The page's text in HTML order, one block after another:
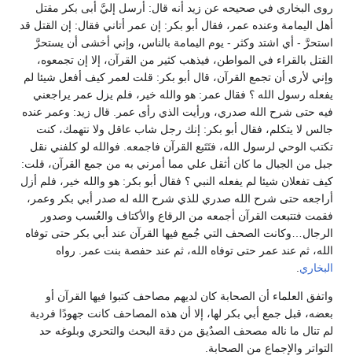
روى البخاري في صحيحه عن زيد أنه قال: أرسل إليَّ أبى بكر مقتل
أهل اليمامة وعنده عمر، فقال أبو بكر: إن عمر أتاني فقال: إن القتل قد
استحرَّ - أي اشتد وكثر - يوم اليمامة بالناس، وإني أخشى أن يستحرَّ
القتل بالقراء في المواطن، فيذهب كثير من القرآن، إلا إن تجمعوه،
وإني لأرى أن تجمع القرآن، قال أبو بكر: قلت لعمر كيف أفعل شيئا لم
يفعله رسول الله ؟ فقال عمر: هو والله خير، فلم يزل عمر يراجعني
فيه حتى شرح الله صدري، ورأيت الذي رأى عمر. قال زيد: وعمر عنده
جالس لا يتكلم، فقال أبو بكر: إنك رجل شاب عاقل ولا نتهمك، كنت
تكتب الوحي لرسول الله، فتَتَبع القرآن فاجمعه. فوالله لو كلفني نقل
جبل من الجبال ما كان أثقل علي مما أمرني به من جمع القرآن، قلت:
كيف تفعلان شيئا لم يفعله النبي ؟ فقال أبو بكر: هو والله خير، فلم أزل
أراجعه حتى شرح الله صدري للذي شرح الله له صدر أبي بكر وعمر،
فقمت فتتبعت القرآن أجمعه من الرقاع والأكتاف والعُسب وصدور
الرجال…وكانت الصحف التي جُمع فيها القرآن عند أبي بكر حتى توفاه
الله، ثم عند عمر حتى توفاه الله، ثم عند حفصة بنت عمر. رواه
البخاري
واتفق العلماء أن الصحابة كان لديهم مصاحف كتبوا فيها القرآن أو
بعضه، قبل جمع أبي بكر لها، إلا أن هذه المصاحف كانت جهودًا فردية
لم تنال ما ناله مصحف الصدٌيق من دقة البحث والتحري وبلوغه حد
التواتر والإجماع من الصحابة.